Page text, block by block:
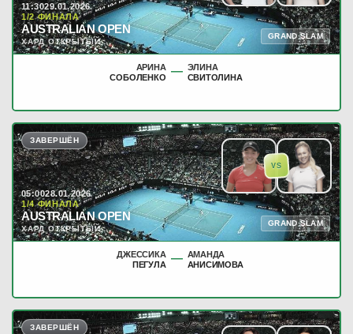
11:3029.01.2026
1/2 ФИНАЛА
AUSTRALIAN OPEN
ХАРД ОТКРЫТЫЙ
GRAND SLAM
АРИНА
СОБОЛЕНКО — ЭЛИНА
СВИТОЛИНА
VS
ЗАВЕРШЁН
05:0028.01.2026
1/4 ФИНАЛА
AUSTRALIAN OPEN
ХАРД ОТКРЫТЫЙ
GRAND SLAM
ДЖЕССИКА
ПЕГУЛА — АМАНДА
АНИСИМОВА
ЗАВЕРШЁН